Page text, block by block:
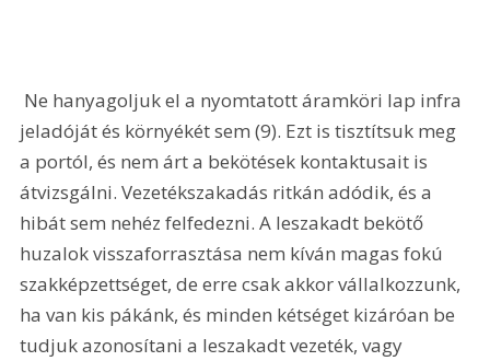
jeladóját és környékét sem (9). Ezt is tisztítsuk meg
a portól, és nem árt a bekötések kontaktusait is
átvizsgálni. Vezetékszakadás ritkán adódik, és a
hibát sem nehéz felfedezni. A leszakadt bekötő
huzalok visszaforrasztása nem kíván magas fokú
szakképzettséget, de erre csak akkor vállalkozzunk,
ha van kis pákánk, és minden kétséget kizáróan be
tudjuk azonosítani a leszakadt vezeték, vagy